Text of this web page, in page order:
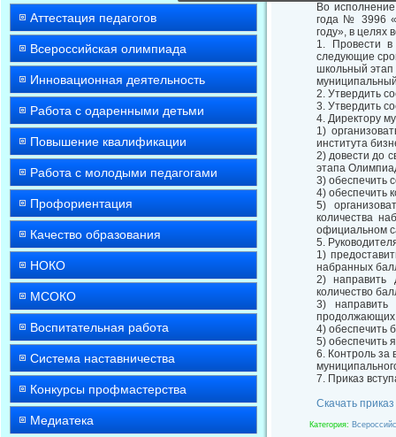
Аттестация педагогов
Всероссийская олимпиада
Инновационная деятельность
Работа с одаренными детьми
Повышение квалификации
Работа с молодыми педагогами
Профориентация
Качество образования
НОКО
МСОКО
Воспитательная работа
Система наставничества
Конкурсы профмастерства
Медиатека
Во
года № 3996
году», в целях
1. Провести в
следующие
школьный этап
2. Утвердить
3. Утвердить
4. Директору
1)
института
2) довести до
этапа
3) обеспечить
4) обеспечить
5)
количества
официальном
5.
1)
набранных
2) направить
количество
3) направить
продолжающих
4) обеспечить
5) обеспечить
6. Контроль за
7. Приказ
Скачать
Категория: